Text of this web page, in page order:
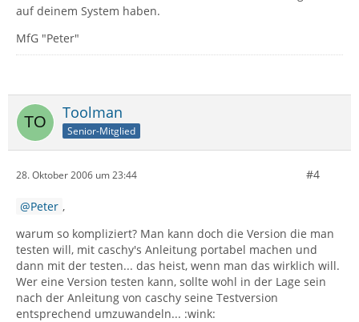
auf deinem System haben.
MfG "Peter"
Toolman
Senior-Mitglied
28. Oktober 2006 um 23:44 #4
Peter ,
warum so kompliziert? Man kann doch die Version die man
testen will, mit caschy's Anleitung portabel machen und
dann mit der testen... das heist, wenn man das wirklich will.
Wer eine Version testen kann, sollte wohl in der Lage sein
nach der Anleitung von caschy seine Testversion
entsprechend umzuwandeln... :wink: